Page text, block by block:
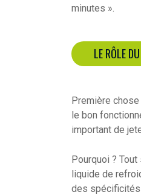
minutes ».
LE RÔLE
Première
le bon
important de
Pourquoi ?
liquide de
des spécificités